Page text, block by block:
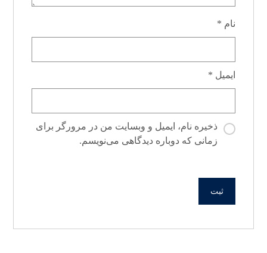
نام *
ایمیل *
ذخیره نام، ایمیل و وبسایت من در مرورگر برای
زمانی که دوباره دیدگاهی می‌نویسم.